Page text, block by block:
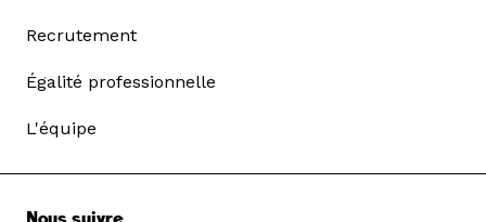
Recrutement
Égalité professionnelle
L'équipe